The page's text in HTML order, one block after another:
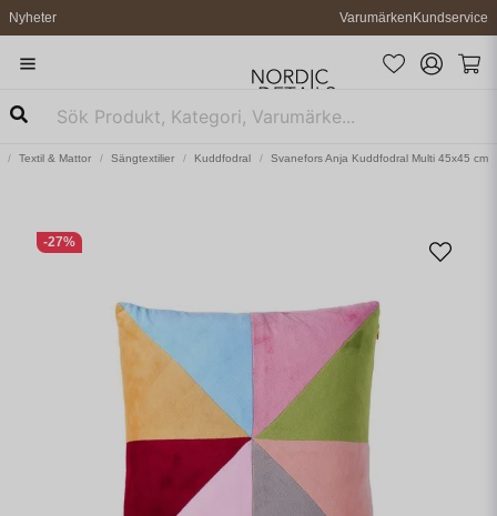
Nyheter VarumärkenKundservice
Textil & Mattor Sängtextilier Kuddfodral Svanefors Anja Kuddfodral Multi 45x45 cm
-27%